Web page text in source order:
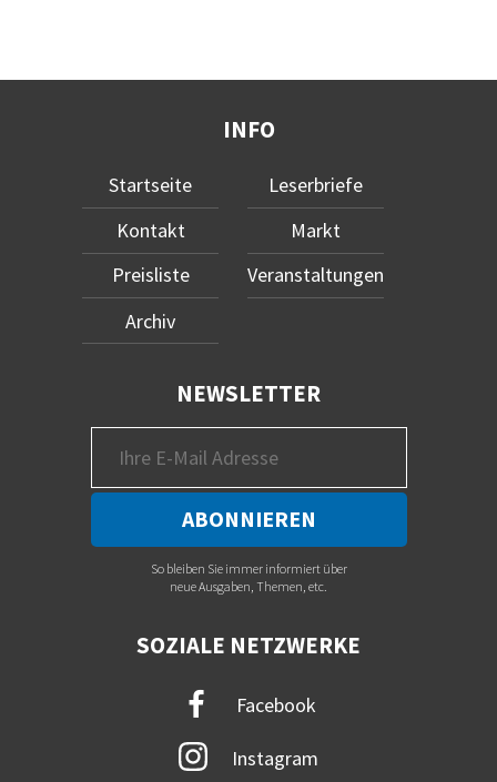
INFO
Startseite
Kontakt
Preisliste
Archiv
Leserbriefe
Markt
Veranstaltungen
NEWSLETTER
So bleiben Sie immer informiert über
neue Ausgaben, Themen, etc.
SOZIALE NETZWERKE
Facebook
Instagram